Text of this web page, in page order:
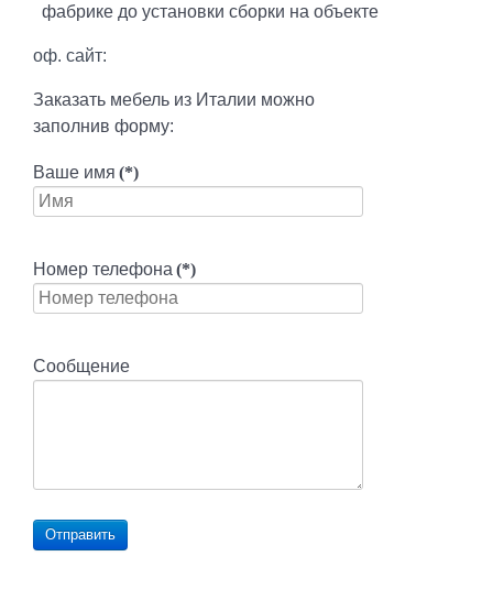
фабрике до установки сборки на объекте
оф. сайт:
Заказать мебель из Италии можно
заполнив форму:
Ваше имя (*)
Номер телефона (*)
Сообщение
Отправить